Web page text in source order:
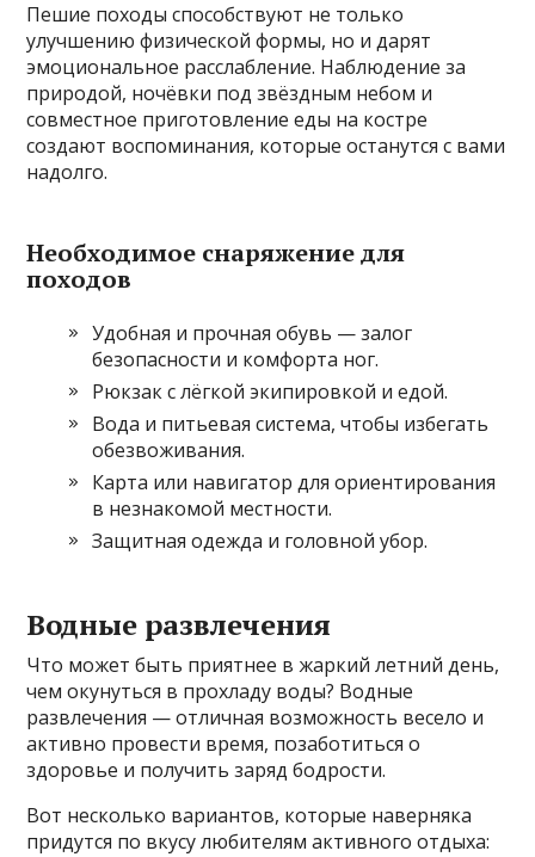
Пешие походы способствуют не только
улучшению физической формы, но и дарят
эмоциональное расслабление. Наблюдение за
природой, ночёвки под звёздным небом и
совместное приготовление еды на костре
создают воспоминания, которые останутся с вами
надолго.
Необходимое снаряжение для
походов
Удобная и прочная обувь — залог
безопасности и комфорта ног.
Рюкзак с лёгкой экипировкой и едой.
Вода и питьевая система, чтобы избегать
обезвоживания.
Карта или навигатор для ориентирования
в незнакомой местности.
Защитная одежда и головной убор.
Водные развлечения
Что может быть приятнее в жаркий летний день,
чем окунуться в прохладу воды? Водные
развлечения — отличная возможность весело и
активно провести время, позаботиться о
здоровье и получить заряд бодрости.
Вот несколько вариантов, которые наверняка
придутся по вкусу любителям активного отдыха: